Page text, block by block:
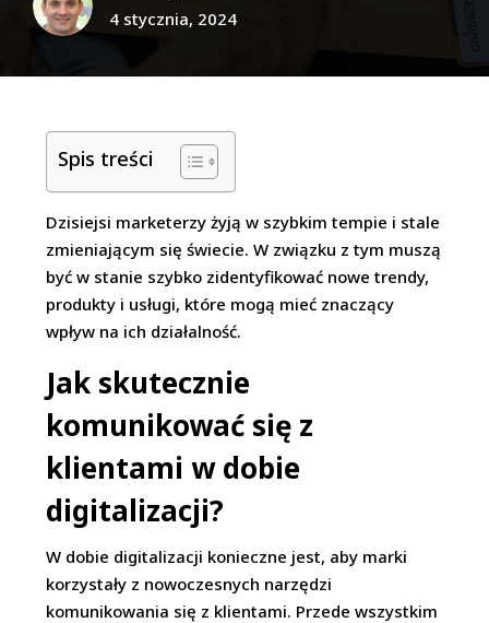
4 stycznia, 2024
Spis treści
Dzisiejsi marketerzy żyją w szybkim tempie i stale
zmieniającym się świecie. W związku z tym muszą
być w stanie szybko zidentyfikować nowe trendy,
produkty i usługi, które mogą mieć znaczący
wpływ na ich działalność.
Jak skutecznie
komunikować się z
klientami w dobie
digitalizacji?
W dobie digitalizacji konieczne jest, aby marki
korzystały z nowoczesnych narzędzi
komunikowania się z klientami. Przede wszystkim